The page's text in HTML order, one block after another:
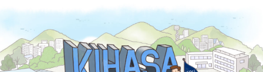
키워드로 보는 연구 역사
연구자들
간행물 변천사